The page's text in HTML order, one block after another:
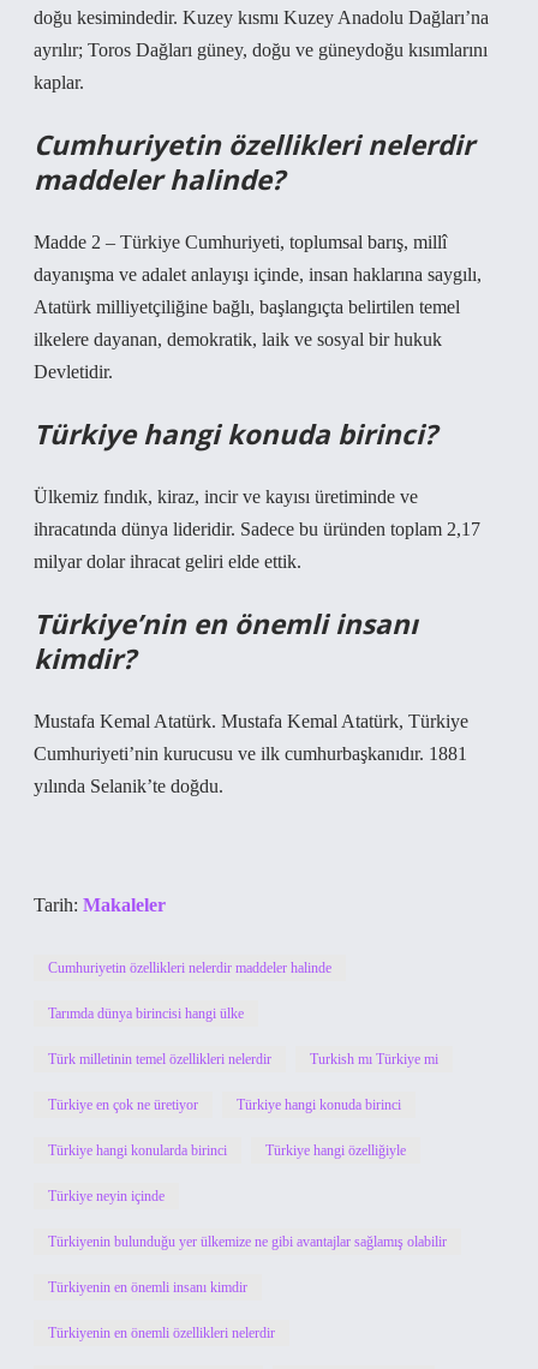
doğu kesimindedir. Kuzey kısmı Kuzey Anadolu Dağları’na
ayrılır; Toros Dağları güney, doğu ve güneydoğu kısımlarını
kaplar.
Cumhuriyetin özellikleri nelerdir
maddeler halinde?
Madde 2 – Türkiye Cumhuriyeti, toplumsal barış, millî
dayanışma ve adalet anlayışı içinde, insan haklarına saygılı,
Atatürk milliyetçiliğine bağlı, başlangıçta belirtilen temel
ilkelere dayanan, demokratik, laik ve sosyal bir hukuk
Devletidir.
Türkiye hangi konuda birinci?
Ülkemiz fındık, kiraz, incir ve kayısı üretiminde ve
ihracatında dünya lideridir. Sadece bu üründen toplam 2,17
milyar dolar ihracat geliri elde ettik.
Türkiye’nin en önemli insanı
kimdir?
Mustafa Kemal Atatürk. Mustafa Kemal Atatürk, Türkiye
Cumhuriyeti’nin kurucusu ve ilk cumhurbaşkanıdır. 1881
yılında Selanik’te doğdu.
Tarih: Makaleler
Cumhuriyetin özellikleri nelerdir maddeler halinde
Tarımda dünya birincisi hangi ülke
Türk milletinin temel özellikleri nelerdir Turkish mı Türkiye mi
Türkiye en çok ne üretiyor Türkiye hangi konuda birinci
Türkiye hangi konularda birinci Türkiye hangi özelliğiyle
Türkiye neyin içinde
Türkiyenin bulunduğu yer ülkemize ne gibi avantajlar sağlamış olabilir
Türkiyenin en önemli insanı kimdir
Türkiyenin en önemli özellikleri nelerdir